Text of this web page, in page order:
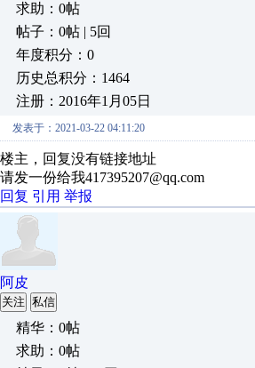
求助：0帖
帖子：0帖 | 5回
年度积分：0
历史总积分：1464
注册：2016年1月05日
发表于：2021-03-22 04:11:20
楼主，回复没有链接地址
请发一份给我417395207@qq.com
回复 引用 举报
阿皮
关注 私信
精华：0帖
求助：0帖